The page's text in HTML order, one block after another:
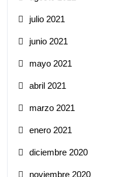
julio 2021
junio 2021
mayo 2021
abril 2021
marzo 2021
enero 2021
diciembre 2020
noviembre 2020